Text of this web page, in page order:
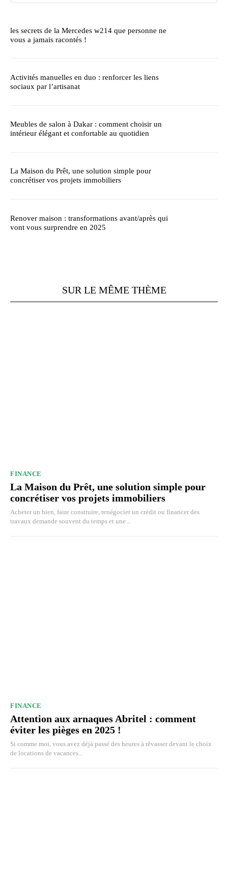
les secrets de la Mercedes w214 que personne ne
vous a jamais racontés !
Activités manuelles en duo : renforcer les liens
sociaux par l’artisanat
Meubles de salon à Dakar : comment choisir un
intérieur élégant et confortable au quotidien
La Maison du Prêt, une solution simple pour
concrétiser vos projets immobiliers
Renover maison : transformations avant/après qui
vont vous surprendre en 2025
SUR LE MÊME THÈME
FINANCE
La Maison du Prêt, une solution simple pour
concrétiser vos projets immobiliers
Acheter un bien, faire construire, renégocier un crédit ou financer des
travaux demande souvent du temps et une...
FINANCE
Attention aux arnaques Abritel : comment
éviter les pièges en 2025 !
Si comme moi, vous avez déjà passé des heures à rêvasser devant le choix
de locations de vacances...